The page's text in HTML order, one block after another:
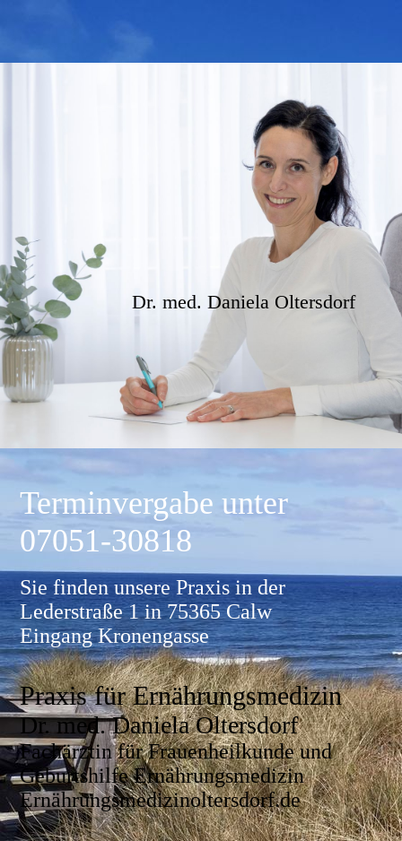
Dr. med. Daniela Oltersdorf
Terminvergabe unter
07051-30818
Sie finden unsere Praxis in der
Lederstraße 1 in 75365 Calw
Eingang Kronengasse
Praxis für Ernährungsmedizin
Dr. med. Daniela Oltersdorf
Fachärztin für Frauenheilkunde und
Geburtshilfe Ernährungsmedizin
Ernährungsmedizinoltersdorf.de